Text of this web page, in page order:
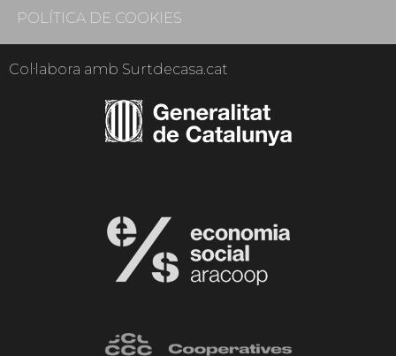
POLÍTICA DE COOKIES
Col·labora amb Surtdecasa.cat